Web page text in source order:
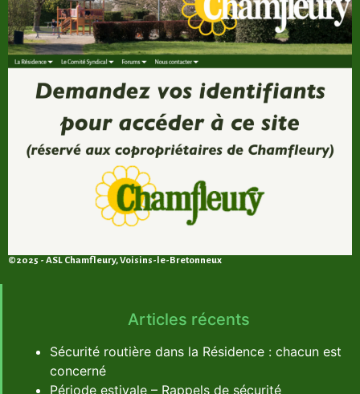
©2025 - ASL Chamfleury, Voisins-le-Bretonneux
Articles récents
Sécurité routière dans la Résidence : chacun est
concerné
Période estivale – Rappels de sécurité